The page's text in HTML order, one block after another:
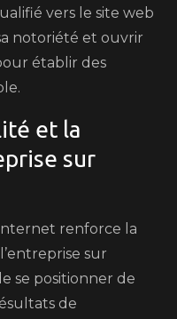
vers le site web
notoriété et ouvrir
établir des
et la
sur
renforce la
sur
se positionner de
de